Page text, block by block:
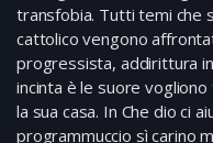
transfobia. Tutti temi che
cattolico vengono
progressista, addirittura
incinta è le suore
la sua casa. In Che dio ci
programmuccio sì carino